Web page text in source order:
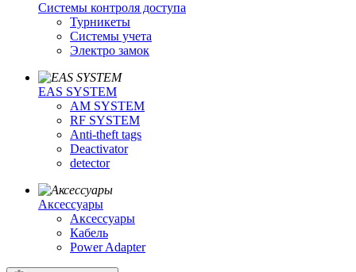
Системы контроля доступа
Турникеты
Cистемы учета
Электро замок
EAS SYSTEM
AM SYSTEM
RF SYSTEM
Anti-theft tags
Deactivator
detector
Аксессуары
Аксессуары
Кабель
Power Adapter